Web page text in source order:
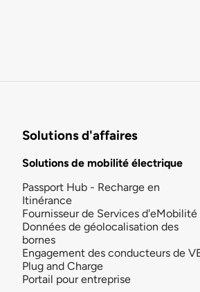
Solutions d'affaires
Solutions de mobilité électrique
Passport Hub - Recharge en
Itinérance
Fournisseur de Services d'eMobilité
Données de géolocalisation des
bornes
Engagement des conducteurs de
Plug and Charge
Portail pour entreprise